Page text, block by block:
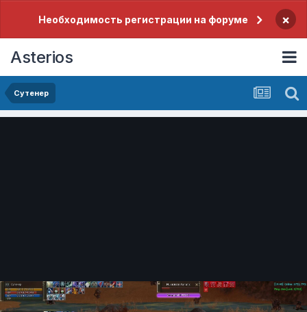
Необходимость регистрации на форуме ×
Asterios
Сутенер